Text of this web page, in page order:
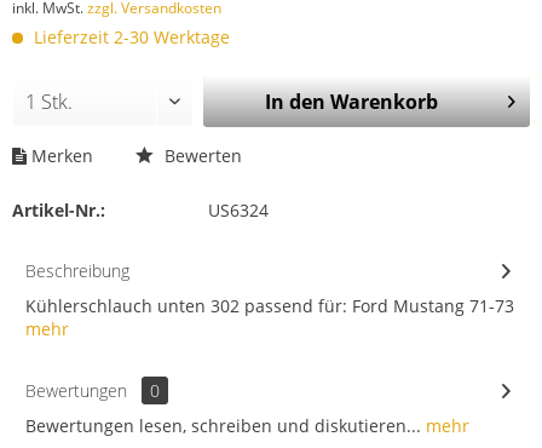
inkl. MwSt.zzgl. Versandkosten
Lieferzeit 2-30 Werktage
In denWarenkorb
Merken Bewerten
Artikel-Nr.: US6324
Beschreibung
Kühlerschlauch unten 302 passend für: Ford Mustang 71-73
mehr
Bewertungen
0
Bewertungen lesen, schreiben und diskutieren... mehr